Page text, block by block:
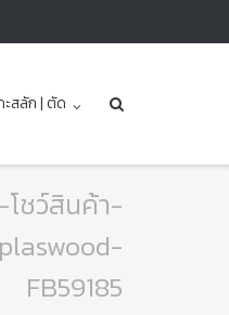
ะสลัก | ตัด
ชว์สินค้า-
FB59185